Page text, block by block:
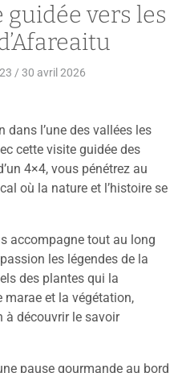
vers les
/ 30 avril 2026
dans l’une des vallées les
cette visite guidée des
4×4, vous pénétrez au
où la nature et l’histoire se
accompagne tout au long
les légendes de la
des plantes qui la
marae et la végétation,
à découvrir le savoir
pause gourmande au bord